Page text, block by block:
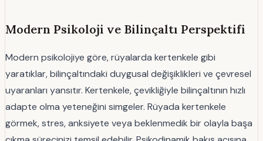
Modern Psikoloji ve Bilinçaltı Perspektifi
Modern psikolojiye göre, rüyalarda kertenkele gibi
yaratıklar, bilinçaltındaki duygusal değişiklikleri ve çevresel
uyaranları yansıtır. Kertenkele, çevikliğiyle bilinçaltının hızlı
adapte olma yeteneğini simgeler. Rüyada kertenkele
görmek, stres, anksiyete veya beklenmedik bir olayla başa